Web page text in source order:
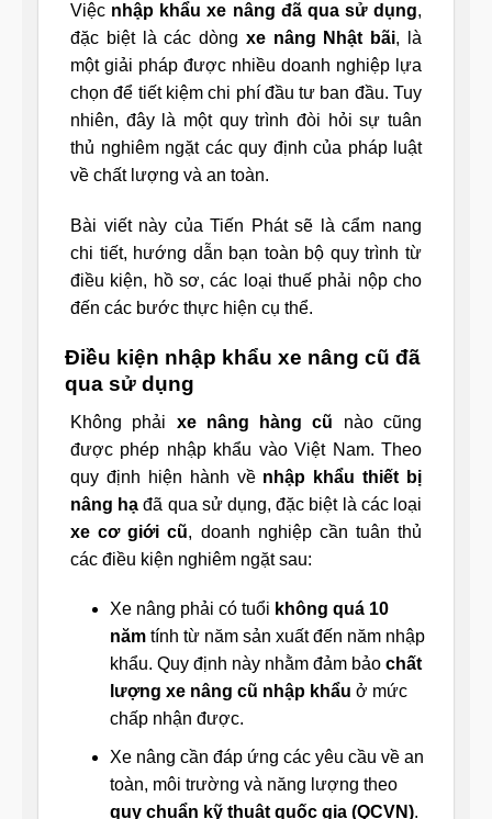
Việc nhập khẩu xe nâng đã qua sử dụng,
đặc biệt là các dòng xe nâng Nhật bãi, là
một giải pháp được nhiều doanh nghiệp lựa
chọn để tiết kiệm chi phí đầu tư ban đầu. Tuy
nhiên, đây là một quy trình đòi hỏi sự tuân
thủ nghiêm ngặt các quy định của pháp luật
về chất lượng và an toàn.
Bài viết này của Tiến Phát sẽ là cẩm nang
chi tiết, hướng dẫn bạn toàn bộ quy trình từ
điều kiện, hồ sơ, các loại thuế phải nộp cho
đến các bước thực hiện cụ thể.
Điều kiện nhập khẩu xe nâng cũ đã
qua sử dụng
Không phải xe nâng hàng cũ nào cũng
được phép nhập khẩu vào Việt Nam. Theo
quy định hiện hành về nhập khẩu thiết bị
nâng hạ đã qua sử dụng, đặc biệt là các loại
xe cơ giới cũ, doanh nghiệp cần tuân thủ
các điều kiện nghiêm ngặt sau:
Xe nâng phải có tuổi không quá 10
nămtính từ năm sản xuất đến năm nhập
khẩu. Quy định này nhằm đảm bảo chất
lượng xe nâng cũ nhập khẩu ở mức
chấp nhận được.
Xe nâng cần đáp ứng các yêu cầu về an
toàn, môi trường và năng lượng theo
quy chuẩn kỹ thuật quốc gia (QCVN).